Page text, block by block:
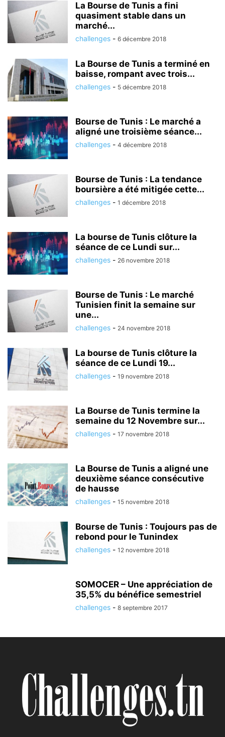
La Bourse de Tunis a fini
quasiment stable dans un
marché...
challenges - 6 décembre 2018
La Bourse de Tunis a terminé en
baisse, rompant avec trois...
challenges - 5 décembre 2018
Bourse de Tunis : Le marché a
aligné une troisième séance...
challenges - 4 décembre 2018
Bourse de Tunis : La tendance
boursière a été mitigée cette...
challenges - 1 décembre 2018
La bourse de Tunis clôture la
séance de ce Lundi sur...
challenges - 26 novembre 2018
Bourse de Tunis : Le marché
Tunisien finit la semaine sur
une...
challenges - 24 novembre 2018
La bourse de Tunis clôture la
séance de ce Lundi 19...
challenges - 19 novembre 2018
La Bourse de Tunis termine la
semaine du 12 Novembre sur...
challenges - 17 novembre 2018
La Bourse de Tunis a aligné une
deuxième séance consécutive
de hausse
challenges - 15 novembre 2018
Bourse de Tunis : Toujours pas de
rebond pour le Tunindex
challenges - 12 novembre 2018
SOMOCER – Une appréciation de
35,5% du bénéfice semestriel
challenges - 8 septembre 2017